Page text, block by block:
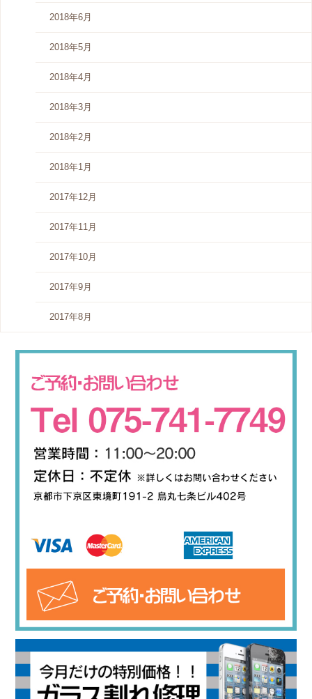
2018年6月
2018年5月
2018年4月
2018年3月
2018年2月
2018年1月
2017年12月
2017年11月
2017年10月
2017年9月
2017年8月